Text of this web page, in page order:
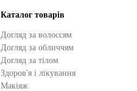
Каталог товарів
Догляд за волоссям
Догляд за обличчям
Догляд за тілом
Здоров'я і лікування
Макіяж